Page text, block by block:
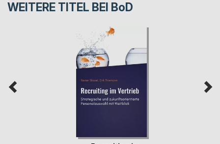
WEITERE TITEL BEI BoD